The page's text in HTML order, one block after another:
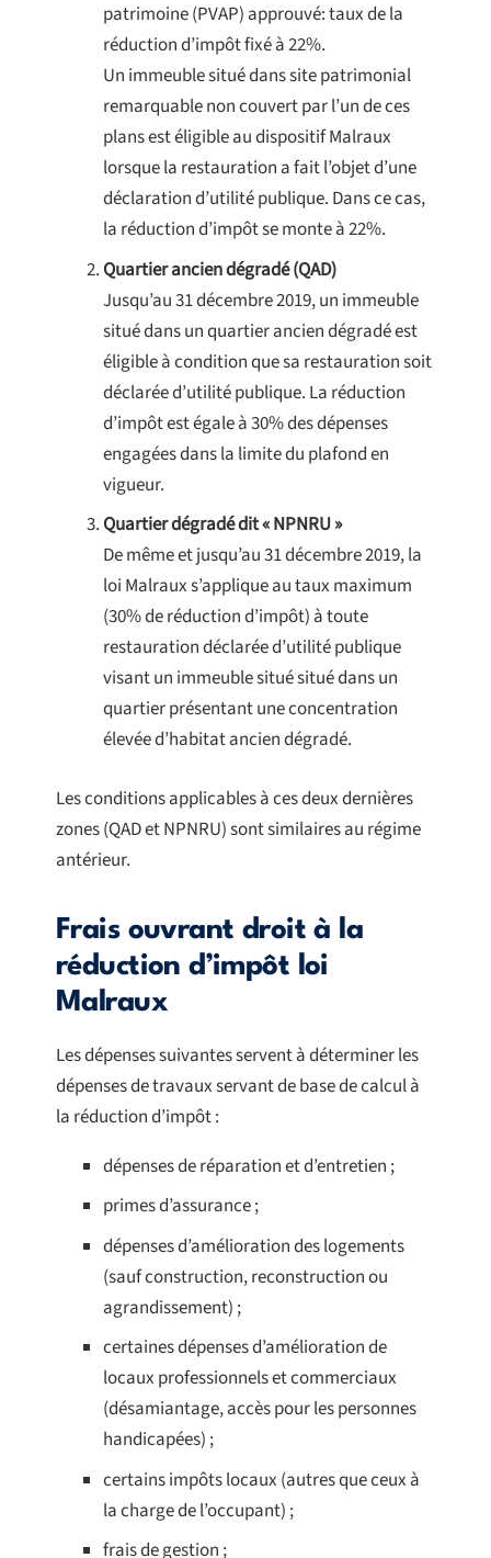
patrimoine (PVAP) approuvé: taux de la
réduction d’impôt fixé à 22%.
Un immeuble situé dans site patrimonial
remarquable non couvert par l’un de ces
plans est éligible au dispositif Malraux
lorsque la restauration a fait l’objet d’une
déclaration d’utilité publique. Dans ce cas,
la réduction d’impôt se monte à 22%.
Quartier ancien dégradé (QAD)
Jusqu’au 31 décembre 2019, un immeuble
situé dans un quartier ancien dégradé est
éligible à condition que sa restauration soit
déclarée d’utilité publique. La réduction
d’impôt est égale à 30% des dépenses
engagées dans la limite du plafond en
vigueur.
Quartier dégradé dit « NPNRU »
De même et jusqu’au 31 décembre 2019, la
loi Malraux s’applique au taux maximum
(30% de réduction d’impôt) à toute
restauration déclarée d’utilité publique
visant un immeuble situé situé dans un
quartier présentant une concentration
élevée d’habitat ancien dégradé.
Les conditions applicables à ces deux dernières
zones (QAD et NPNRU) sont similaires au régime
antérieur.
Frais ouvrant droit à la
réduction d’impôt loi
Malraux
Les dépenses suivantes servent à déterminer les
dépenses de travaux servant de base de calcul à
la réduction d’impôt :
dépenses de réparation et d’entretien ;
primes d’assurance ;
dépenses d’amélioration des logements
(sauf construction, reconstruction ou
agrandissement) ;
certaines dépenses d’amélioration de
locaux professionnels et commerciaux
(désamiantage, accès pour les personnes
handicapées) ;
certains impôts locaux (autres que ceux à
la charge de l’occupant) ;
frais de gestion ;